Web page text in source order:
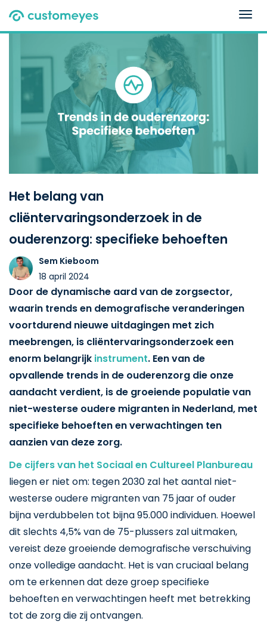
Het belang van
cliëntervaringsonderzoek in de
ouderenzorg: specifieke behoeften
Sem Kieboom
18 april 2024
Door de dynamische aard van de zorgsector,
waarin trends en demografische veranderingen
voortdurend nieuwe uitdagingen met zich
meebrengen, is cliëntervaringsonderzoek een
enorm belangrijk instrument. Een van de
opvallende trends in de ouderenzorg die onze
aandacht verdient, is de groeiende populatie van
niet-westerse oudere migranten in Nederland, met
specifieke behoeften en verwachtingen ten
aanzien van deze zorg.
De cijfers van het Sociaal en Cultureel Planbureau
liegen er niet om: tegen 2030 zal het aantal niet-
westerse oudere migranten van 75 jaar of ouder
bijna verdubbelen tot bijna 95.000 individuen. Hoewel
dit slechts 4,5% van de 75-plussers zal uitmaken,
vereist deze groeiende demografische verschuiving
onze volledige aandacht. Het is van cruciaal belang
om te erkennen dat deze groep specifieke
behoeften en verwachtingen heeft met betrekking
tot de zorg die zij ontvangen.